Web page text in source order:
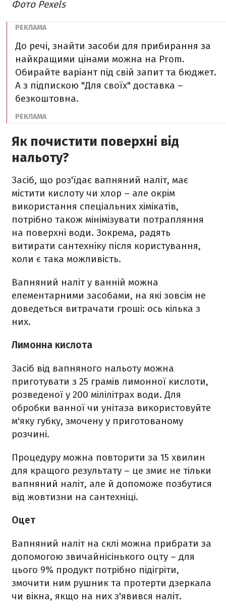
Фото Pexels
До речі, знайти засоби для прибирання за
найкращими цінами можна на Prom.
Обирайте варіант під свій запит та бюджет.
А з підпискою "Для своїх" доставка –
безкоштовна.
Як почистити поверхні від
нальоту?
Засіб, що роз'їдає вапняний наліт, має
містити кислоту чи хлор – але окрім
використання спеціальних хімікатів,
потрібно також мінімізувати потрапляння
на поверхні води. Зокрема, радять
витирати сантехніку після користування,
коли є така можливість.
Вапняний наліт у ванній можна
елементарними засобами, на які зовсім не
доведеться витрачати гроші: ось кілька з
них.
Лимонна кислота
Засіб від вапняного нальоту можна
приготувати з 25 грамів лимонної кислоти,
розведеної у 200 мілілітрах води. Для
обробки ванної чи унітаза використовуйте
м'яку губку, змочену у приготованому
розчині.
Процедуру можна повторити за 15 хвилин
для кращого результату – це змиє не тільки
вапняний наліт, але й допоможе позбутися
від жовтизни на сантехніці.
Оцет
Вапняний наліт на склі можна прибрати за
допомогою звичайнісінького оцту – для
цього 9% продукт потрібно підігріти,
змочити ним рушник та протерти дзеркала
чи вікна, якщо на них з'явився наліт.